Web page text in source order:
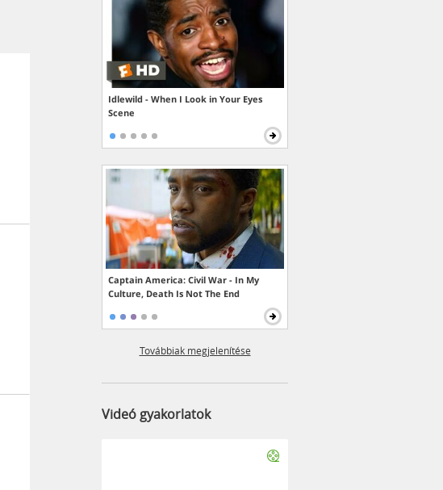
Idlewild - When I Look in Your Eyes
Scene
Captain America: Civil War - In My
Culture, Death Is Not The End
Továbbiak megjelenítése
Videó gyakorlatok